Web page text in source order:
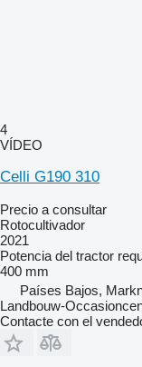
4
VÍDEO
Celli G190 310
Precio a consultar
Rotocultivador
2021
Potencia del tractor
400 mm
Países Bajos,
Landbouw-
Contacte con el